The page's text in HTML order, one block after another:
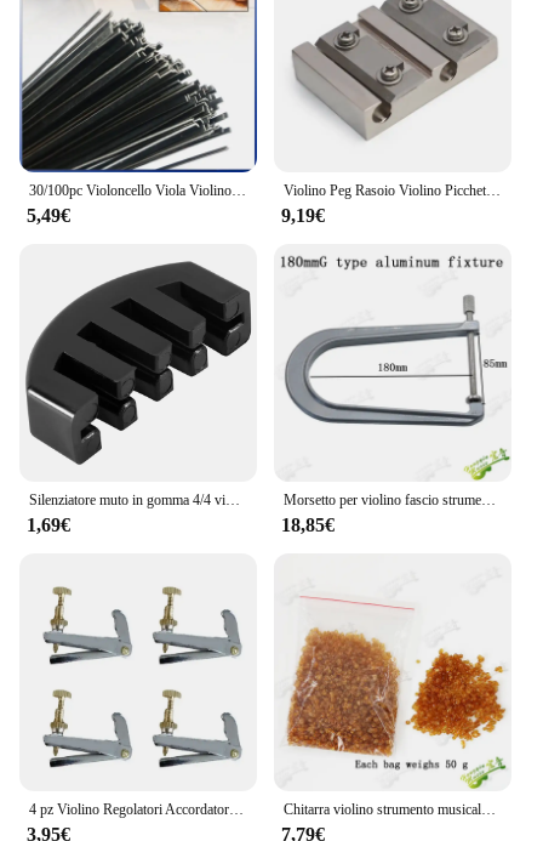
30/100pc Violoncello Viola Violino Legno di Acero Purflings in ebano Nero Bianco Nero Strisce di Legno Parti di Violino FAI DA TE 2.5*1.2*970mm
5,49€
Violino Peg Rasoio Violino Picchetto Strumento di Riparazione Strumento Liutaio Per 3/4 e 4/4 violino Maker Strumento di Creazione di Strumento di Manutenzione
9,19€
Silenziatore muto in gomma 4/4 violino leggero
1,69€
Morsetto per violino fascio strumento strumento di creazione per viola violoncello fascio morsetti per il suono del fascio strumento
18,85€
4 pz Violino Regolatori Accordatori Violino In Metallo Fine Accordatore Stringa di Regolazione Argento Per 3/4-4/4 Violini Corda Accessori
3,95€
Chitarra violino strumento musicale fabbricazione di cuoio osso colla colla colla naturale fatti a mano chitarra colla materiale in grado di invertire alta stren
7,79€